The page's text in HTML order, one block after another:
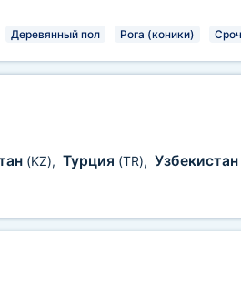
Деревянный пол Рога (коники)
(KZ), Турция (TR), Узбекистан